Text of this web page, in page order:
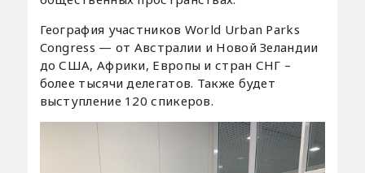
География участников World Urban Parks
Congress — от Австралии и Новой Зеландии
до США, Африки, Европы и стран СНГ –
более тысячи делегатов. Также будет
выступление 120 спикеров.